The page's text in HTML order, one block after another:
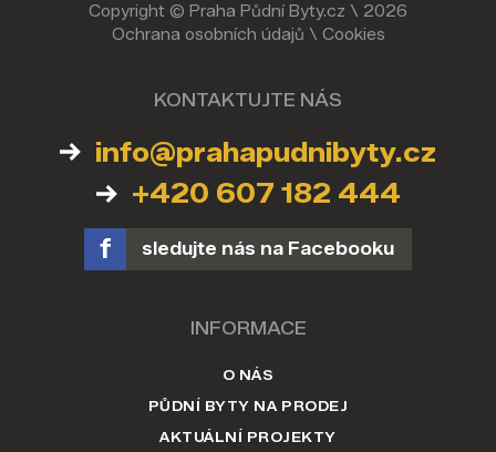
Copyright © Praha Půdní Byty.cz \ 2026
Ochrana osobních údajů \ Cookies
KONTAKTUJTE NÁS
info@prahapudnibyty.cz
+420 607 182 444
sledujte nás na Facebooku
INFORMACE
O NÁS
PŮDNÍ BYTY NA PRODEJ
AKTUÁLNÍ PROJEKTY